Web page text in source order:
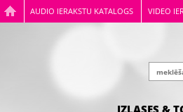
AUDIO IERAKSTU KATALOGS VIDEO
IZLASES &